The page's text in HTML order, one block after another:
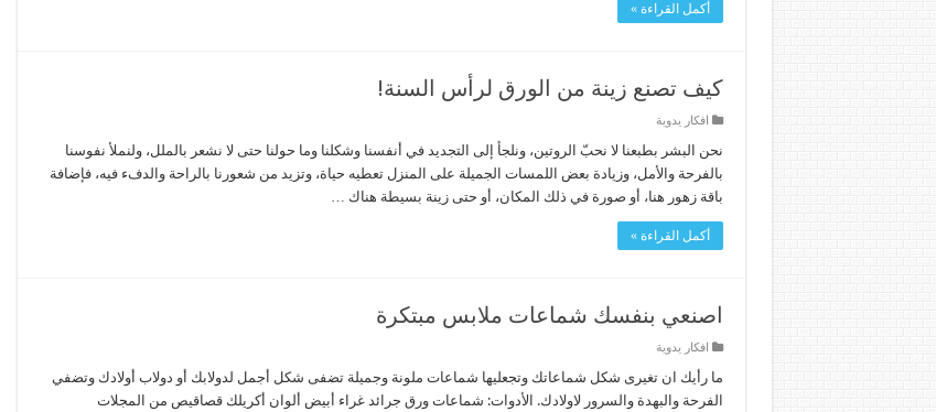
أكمل القراءة »
كيف تصنع زينة من الورق لرأس السنة!
افكار يدوية
نحن البشر بطبعنا لا نحبّ الروتين، ونلجأ إلى التجديد في أنفسنا وشكلنا وما حولنا حتى لا نشعر بالملل، ولنملأ نفوسنا
بالفرحة والأمل، وزيادة بعض اللمسات الجميلة على المنزل تعطيه حياة، وتزيد من شعورنا بالراحة والدفء فيه، فإضافة
باقة زهور هنا، أو صورة في ذلك المكان، أو حتى زينة بسيطة هناك …
أكمل القراءة »
اصنعي بنفسك شماعات ملابس مبتكرة
افكار يدوية
ما رأيك ان تغيرى شكل شماعاتك وتجعليها شماعات ملونة وجميلة تضفى شكل أجمل لدولابك أو دولاب أولادك وتضفي
الفرحة والبهدة والسرور لاولادك. الأدوات: شماعات ورق جرائد غراء أبيض ألوان أكريلك قصاقيص من المجلات